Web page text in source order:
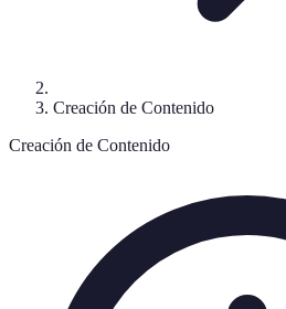
Creación de Contenido
Creación de Contenido